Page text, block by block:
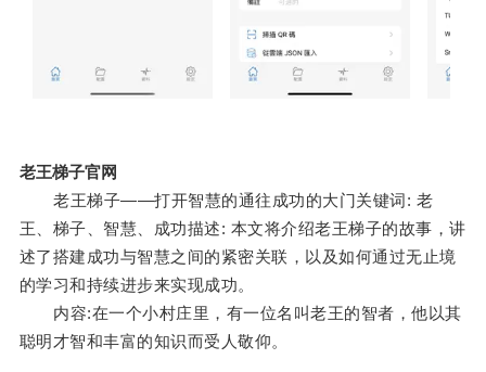
老王梯子官网
老王梯子——打开智慧的通往成功的大门关键词: 老
王、梯子、智慧、成功描述: 本文将介绍老王梯子的故事，讲
述了搭建成功与智慧之间的紧密关联，以及如何通过无止境
的学习和持续进步来实现成功。
内容:在一个小村庄里，有一位名叫老王的智者，他以其
聪明才智和丰富的知识而受人敬仰。